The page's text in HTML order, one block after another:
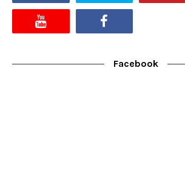
Facebook